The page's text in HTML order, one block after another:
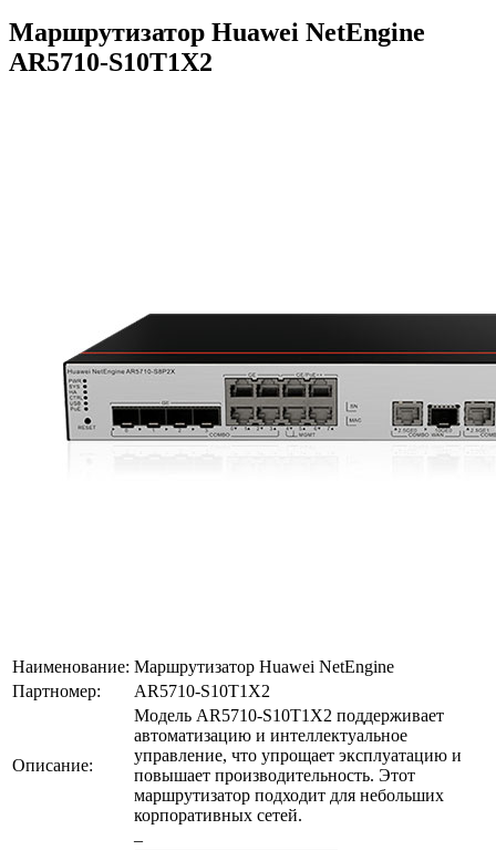
Маршрутизатор Huawei NetEngine
AR5710-S10T1X2
Наименование: Маршрутизатор Huawei NetEngine
Партномер:
AR5710-S10T1X2
Описание:
Модель AR5710-S10T1X2 поддерживает
автоматизацию и интеллектуальное
управление, что упрощает эксплуатацию и
повышает производительность. Этот
маршрутизатор подходит для небольших
корпоративных сетей.
–